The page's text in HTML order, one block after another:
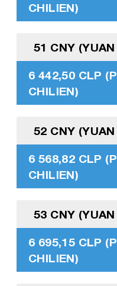
CHILIEN)
51 CNY
6 442,50 CLP
CHILIEN)
52 CNY
6 568,82 CLP
CHILIEN)
53 CNY
6 695,15 CLP
CHILIEN)